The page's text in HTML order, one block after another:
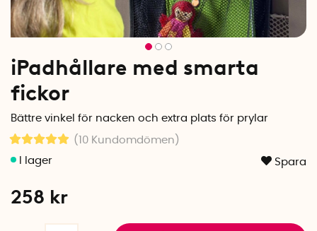
iPadhållare med smarta
fickor
Bättre vinkel för nacken och extra plats för prylar
(10 Kundomdömen )
Spara
258 kr